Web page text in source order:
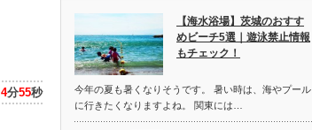
4分55秒
【海水浴場】茨城のおすす
めビーチ5選｜遊泳禁止情報
もチェック！
今年の夏も暑くなりそうです。 暑い時は、海やプール
に行きたくなりますよね。 関東には…